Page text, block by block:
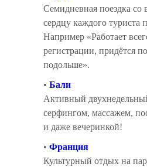
Семидневная поездка
сердцу каждого туриста
Например «Работает
регистрации, придётся
подольше».
• Бали
Активный
серфингом, массажем,
и даже вечеринкой!
• Франция
Культурный отдых на